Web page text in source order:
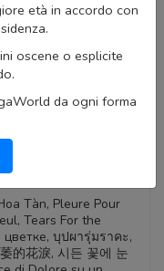
età in accordo con
oscene o esplicite
da ogni forma
Tàn, Pleure Pour
Tears For the
บุปผารุ่มราคะ,
的花淚, 시든 꽃에 눈